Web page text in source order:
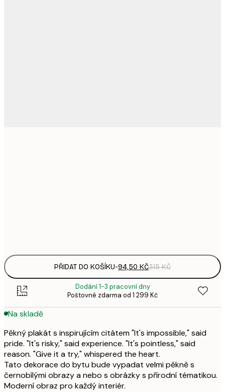
PŘIDAT DO KOŠÍKU-94,50 KČ315 KČ
Dodání 1-3 pracovní dny
Poštovné zdarma od 1 299 Kč
Na skladě
Pěkný plakát s inspirujícím citátem "It's impossible," said
pride. "It's risky," said experience. "It's pointless," said
reason. "Give it a try," whispered the heart.
Tato dekorace do bytu bude vypadat velmi pěkně s
černobílými obrazy a nebo s obrázky s přírodní tématikou.
Moderní obraz pro každý interiér.